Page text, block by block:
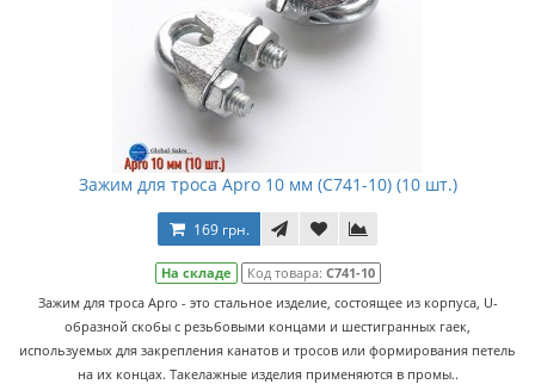
Зажим для троса Apro 10 мм (C741-10) (10 шт.)
169 грн.
На складе Код товара: C741-10
Зажим для троса Apro - это стальное изделие, состоящее из корпуса, U-
образной скобы с резьбовыми концами и шестигранных гаек,
используемых для закрепления канатов и тросов или формирования петель
на их концах. Такелажные изделия применяются в промы..